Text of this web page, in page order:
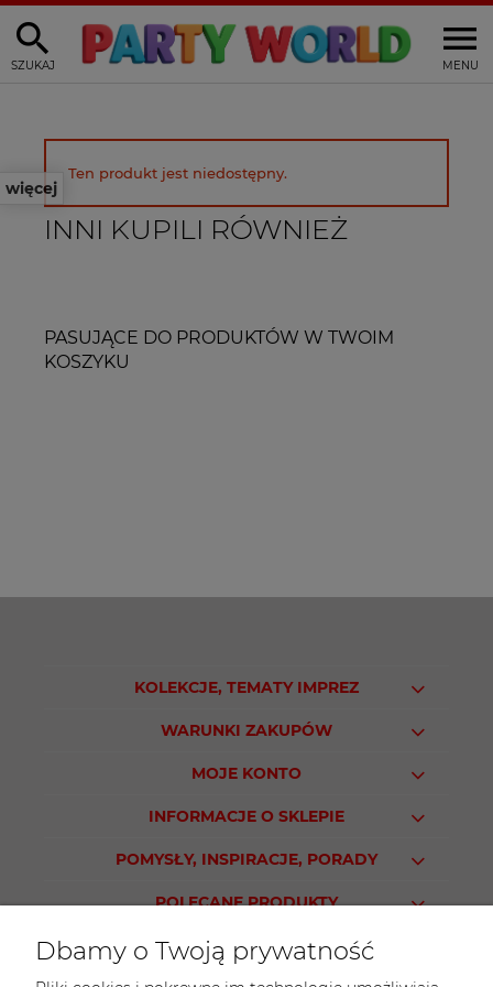
MENU
SZUKAJ
więcej
Ten produkt jest niedostępny.
INNI KUPILI RÓWNIEŻ
PASUJĄCE DO PRODUKTÓW W TWOIM
KOSZYKU
KOLEKCJE, TEMATY IMPREZ
WARUNKI ZAKUPÓW
MOJE KONTO
INFORMACJE O SKLEPIE
POMYSŁY, INSPIRACJE, PORADY
POLECANE PRODUKTY
Dbamy o Twoją prywatność